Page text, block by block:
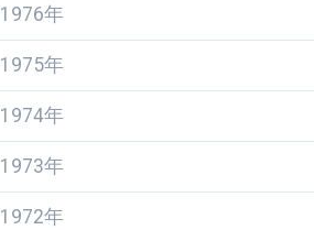
1976年
1975年
1974年
1973年
1972年